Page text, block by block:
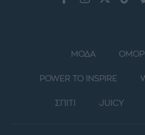
ΜΟΔΑ
POWER TO INSPIRE
ΣΠΙΤΙ JUICY